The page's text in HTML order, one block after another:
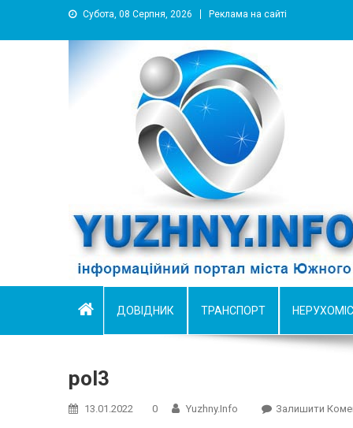
Субота, 08 Серпня, 2026 Реклама на сайті
YUZHNY.INFO
информационный портал города Южный
ДОВІДНИК ТРАНСПОРТ
pol3
13.01.2022 0 Yuzhny.info Залишити